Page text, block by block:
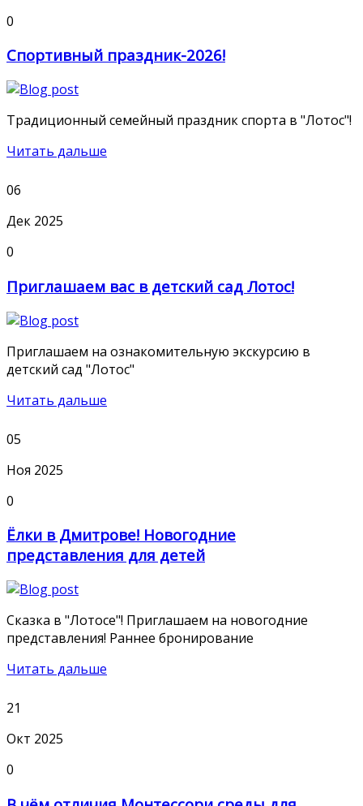
0
Спортивный праздник-2026!
Традиционный семейный праздник спорта в "Лотос"!
Читать дальше
06
Дек 2025
0
Приглашаем вас в детский сад Лотос!
Приглашаем на ознакомительную экскурсию в
детский сад "Лотос"
Читать дальше
05
Ноя 2025
0
Ёлки в Дмитрове! Новогодние
представления для детей
Сказка в "Лотосе"! Приглашаем на новогодние
представления! Раннее бронирование
Читать дальше
21
Окт 2025
0